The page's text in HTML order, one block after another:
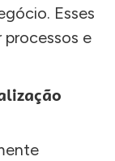
Esses
processos e